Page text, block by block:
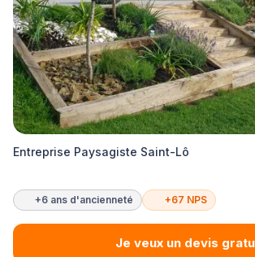
Entreprise Paysagiste Saint-Lô
+6 ans d'ancienneté +67 NPS
Je veux un devis